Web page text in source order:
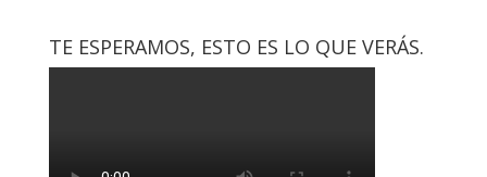
TE ESPERAMOS, ESTO ES LO QUE VERÁS.